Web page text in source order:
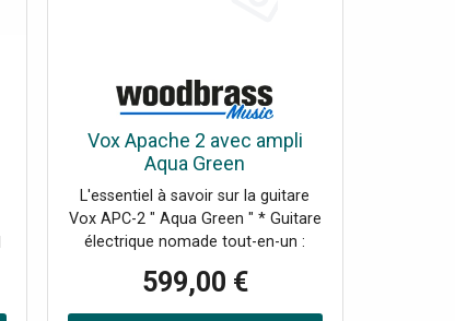
Vox Apache 2 avec ampli
Aqua Green
L'essentiel à savoir sur la guitare
Vox APC-2 " Aqua Green " * Guitare
électrique nomade tout-en-un :
parleur Tectonic Audio
omnidirectionnel de 4,6 cm pour
599,00 €